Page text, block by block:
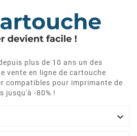
plus de 10 ans un des
vente en ligne de cartouche
compatibles pour imprimante de
jusqu'à -80% !
